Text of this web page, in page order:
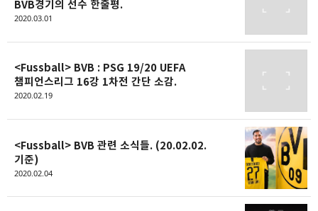
BVB경기의 선수 한줄평.
2020.03.01
<Fussball> BVB : PSG 19/20 UEFA
챔피언스리그 16강 1차전 간단 소감.
2020.02.19
<Fussball> BVB 관련 소식들. (20.02.02.
기준)
2020.02.04